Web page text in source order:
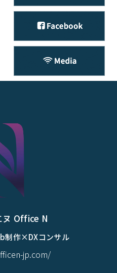
ヌ Office N
制作×DXコンサル
jp.com/